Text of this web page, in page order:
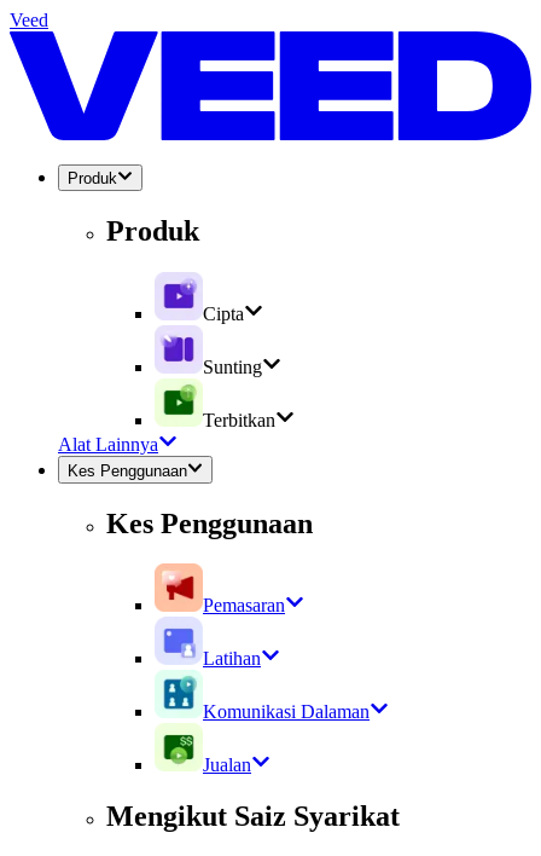
Veed
Produk
Produk
Cipta
Sunting
Terbitkan
Alat Lainnya
Kes Penggunaan
Kes Penggunaan
Pemasaran
Latihan
Komunikasi Dalaman
Jualan
Mengikut Saiz Syarikat